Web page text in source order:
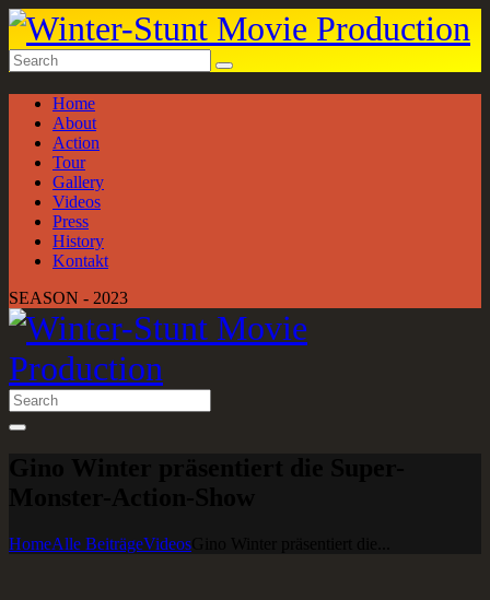
Home
About
Action
Tour
Gallery
Videos
Press
History
Kontakt
SEASON - 2023
HomeAlle BeiträgeVideos